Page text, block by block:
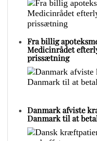
Fra billig
Medicinrådet
prissætning
Danmark afviste
Danmark til at